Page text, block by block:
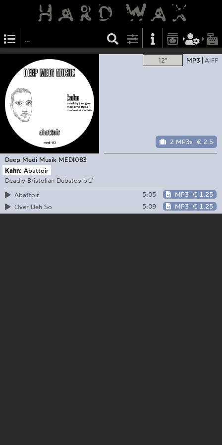
12" MP3 AIFF
2 MP3s € 2.5
Deep Medi Musik MEDI083
Kahn: Abattoir
Deadly Bristolian Dubstep biz’
Abattoir
5:05 MP3 € 1.25
Over Deh So
5:09 MP3 € 1.25